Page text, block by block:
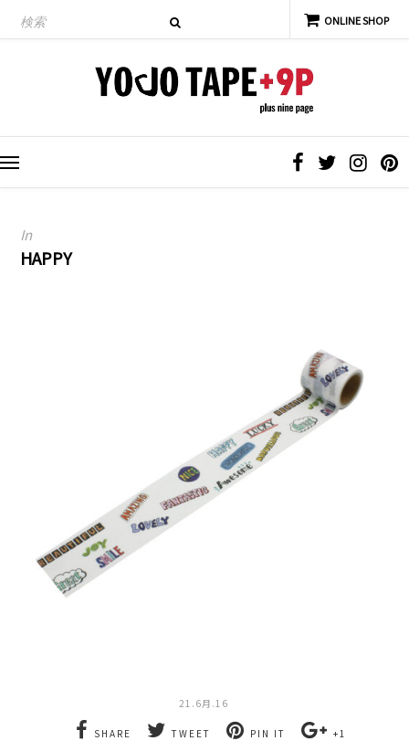
In
HAPPY
21.6月.16
SHARE TWEET PIN IT +1